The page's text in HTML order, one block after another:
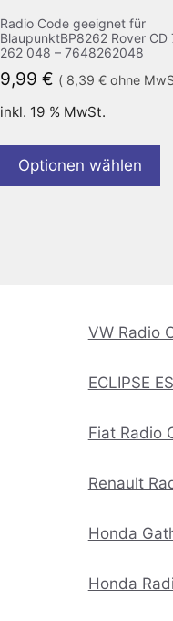
Radio Code geeignet für
BlaupunktBP8262 Rover CD
262 048 – 7648262048
9,99 € ( 8,39 €ohne
inkl. 19 % MwSt.
Optionen wählen
VW Radio
ECLIPSE
Fiat Radio
Renault
Honda
Honda